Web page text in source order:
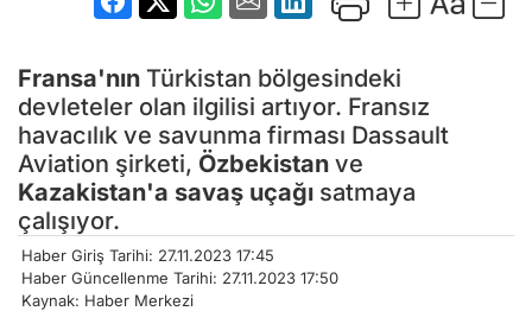
Fransa'nın Türkistan bölgesindeki
devleteler olan ilgilisi artıyor. Fransız
havacılık ve savunma firması Dassault
Aviation şirketi, Özbekistan ve
Kazakistan'a savaş uçağı satmaya
çalışıyor.
Haber Giriş Tarihi: 27.11.2023 17:45
Haber Güncellenme Tarihi: 27.11.2023 17:50
Kaynak: Haber Merkezi